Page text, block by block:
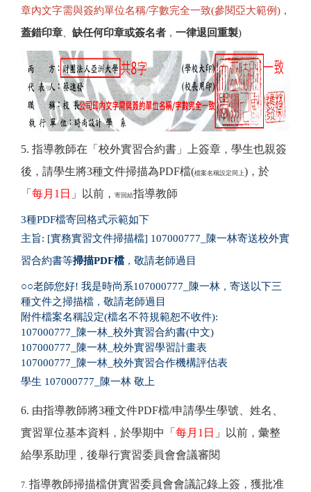
章內文字需與簽約單位名稱/字數完全一致(參閱亞大範例) ，
蓋錯印章
缺任何印章或簽名者 ， 一律退回重製)
5. 指導教師在「校外實習合約書」上簽章 ， 學生也親簽
後 ， 請學生將3種文件掃描為PDF檔(檔案名稱設定同上) ， 於
「 每月1日 」以前 ， 寄回給指導教師
3種PDF檔寄回格式示範如下
主旨: [實務實習文件掃描檔] 107000777_陳一林寄送校外實
習合約書等掃描PDF檔 ， 敬請老師過目
○○老師您好! 我是時尚系107000777_陳一林 ， 寄送以下三
種文件之掃描檔 ， 敬請老師過目
附件檔案名稱設定(檔名不符規範恕不收件):
107000777_陳一林_校外實習合約書(中文)
107000777_陳一林_校外實習學習計畫表
107000777_陳一林_校外實習合作機構評估表
學生 107000777_陳一林 敬上
6. 由指導教師將3種文件PDF檔/申請學生學號、姓名、
實習單位基本資料 ， 於學期中「 每月1日 」以前 ， 彙整
給學系助理 ， 後舉行實習委員會會議審閱
7. 指導教師掃描檔併實習委員會會議記錄上簽 ， 獲批准